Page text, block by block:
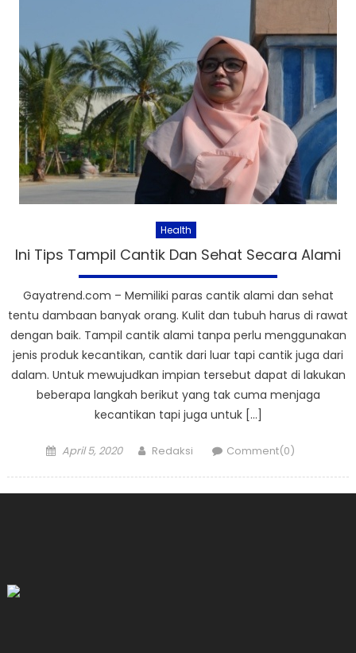
Health
Ini Tips Tampil Cantik Dan Sehat Secara Alami
Gayatrend.com – Memiliki paras cantik alami dan sehat
tentu dambaan banyak orang. Kulit dan tubuh harus di rawat
dengan baik. Tampil cantik alami tanpa perlu menggunakan
jenis produk kecantikan, cantik dari luar tapi cantik juga dari
dalam. Untuk mewujudkan impian tersebut dapat di lakukan
beberapa langkah berikut yang tak cuma menjaga
kecantikan tapi juga untuk […]
Posted
April 5, 2020 Author
Redaksi Comment(0)